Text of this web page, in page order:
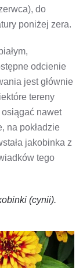
do
poniżej zera.
odcienie
jest głównie
tereny
nawet
na pokładzie
jakobinka z
tego
(cynii).